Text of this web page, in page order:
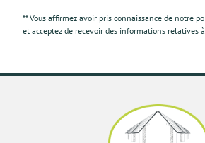
** Vous affirmez avoir pris connaissance de notre
et acceptez de recevoir des informations relatives